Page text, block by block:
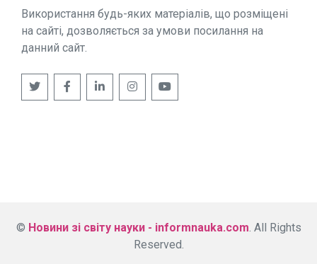
Використання будь-яких матеріалів, що розміщені
на сайті, дозволяється за умови посилання на
данний сайт.
© Новини зі світу науки - informnauka.com . All Rights
Reserved.